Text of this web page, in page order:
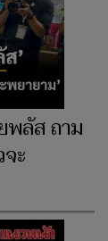
พลัส ถาม
ะ